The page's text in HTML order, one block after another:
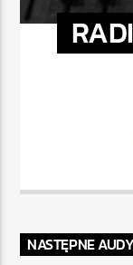
NASTĘPNE